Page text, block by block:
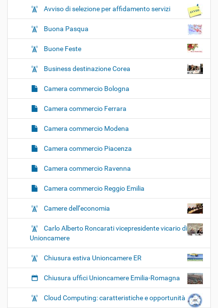
Avviso di selezione per affidamento servizi
Buona Pasqua
Buone Feste
Business destinazione Corea
Camera commercio Bologna
Camera commercio Ferrara
Camera commercio Modena
Camera commercio Piacenza
Camera commercio Ravenna
Camera commercio Reggio Emilia
Camere dell’economia
Carlo Alberto Roncarati vicepresidente vicario di
Unioncamere
Chiusura estiva Unioncamere ER
Chiusura uffici Unioncamere Emilia-Romagna
Cloud Computing: caratteristiche e opportunità